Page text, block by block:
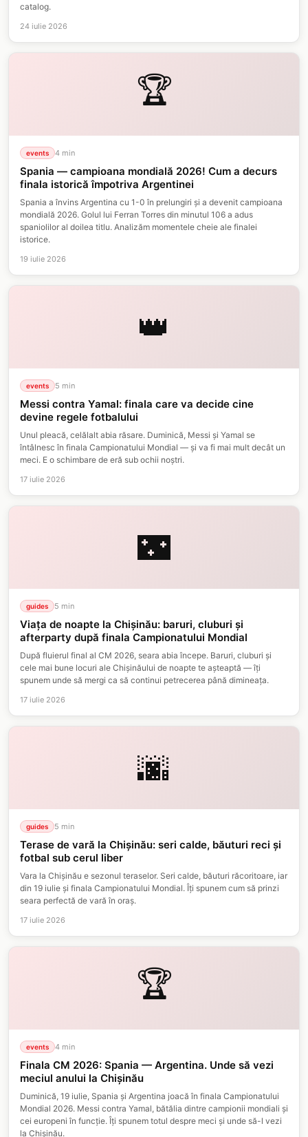
catalog.
24 iulie 2026
🏆
events 4 min
Spania — campioana mondială 2026! Cum a decurs
finala istorică împotriva Argentinei
Spania a învins Argentina cu 1-0 în prelungiri și a devenit campioana
mondială 2026. Golul lui Ferran Torres din minutul 106 a adus
spaniolilor al doilea titlu. Analizăm momentele cheie ale finalei
istorice.
19 iulie 2026
👑
events 5 min
Messi contra Yamal: finala care va decide cine
devine regele fotbalului
Unul pleacă, celălalt abia răsare. Duminică, Messi și Yamal se
întâlnesc în finala Campionatului Mondial — și va fi mai mult decât un
meci. E o schimbare de eră sub ochii noștri.
17 iulie 2026
🌃
guides 5 min
Viața de noapte la Chișinău: baruri, cluburi și
afterparty după finala Campionatului Mondial
După fluierul final al CM 2026, seara abia începe. Baruri, cluburi și
cele mai bune locuri ale Chișinăului de noapte te așteaptă — îți
spunem unde să mergi ca să continui petrecerea până dimineața.
17 iulie 2026
🌆
guides 5 min
Terase de vară la Chișinău: seri calde, băuturi reci și
fotbal sub cerul liber
Vara la Chișinău e sezonul teraselor. Seri calde, băuturi răcoritoare, iar
din 19 iulie și finala Campionatului Mondial. Îți spunem cum să prinzi
seara perfectă de vară în oraș.
17 iulie 2026
🏆
events 4 min
Finala CM 2026: Spania — Argentina. Unde să vezi
meciul anului la Chișinău
Duminică, 19 iulie, Spania și Argentina joacă în finala Campionatului
Mondial 2026. Messi contra Yamal, bătălia dintre campionii mondiali și
cei europeni în funcție. Îți spunem totul despre meci și unde să-l vezi
la Chișinău.